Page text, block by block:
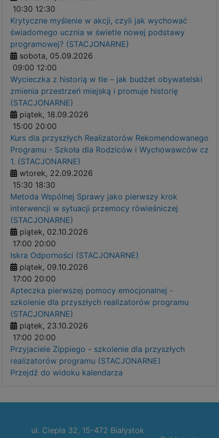
10:30 12:30
Krytyczne myślenie w akcji, czyli jak wychować
świadomego ucznia w świetle nowej podstawy
programowej? (STACJONARNE)
sobota, 05.09.2026
09:00 12:00
Wycieczka z historią w tle – jak budżet obywatelski
zmienia przestrzeń miejską i promuje historię
(STACJONARNE)
piątek, 18.09.2026
15:00 20:00
Kurs dla przyszłych Realizatorów Rekomendowanego
Programu - Szkoła dla Rodziców i Wychowawców cz
1. (STACJONARNE)
wtorek, 22.09.2026
15:30 18:30
Metoda Wspólnej Sprawy jako pierwszy krok
interwencji w sytuacji przemocy rówieśniczej
(STACJONARNE)
piątek, 02.10.2026
17:00 20:00
Iskra Odporności (STACJONARNE)
piątek, 09.10.2026
17:00 20:00
Apteczka pierwszej pomocy emocjonalnej -
szkolenie dla przyszłych realizatorów programu
(STACJONARNE)
piątek, 23.10.2026
17:00 20:00
Przyjaciele Zippiego - szkolenie dla przyszłych
realizatorów programu (STACJONARNE)
Przejdź do widoku kalendarza
ul. Ciepła 32, 15-472 Białystok